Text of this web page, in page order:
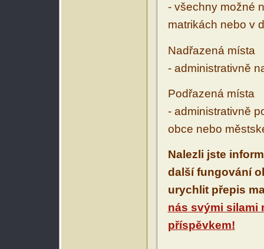
- všechny možné
matrikách nebo v
Nadřazená místa
- administrativně
Podřazená místa
- administrativně
obce nebo
Nalezli jste
další fungování
urychlit přepis
nás svými silami
příspěvkem!